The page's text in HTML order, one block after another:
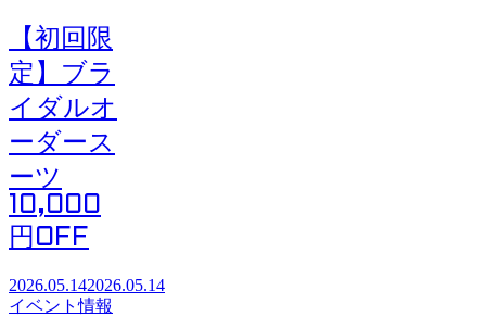
【初回限
定】ブラ
イダルオ
ーダース
ーツ
10,000
円OFF
2026.05.142026.05.14
イベント情報